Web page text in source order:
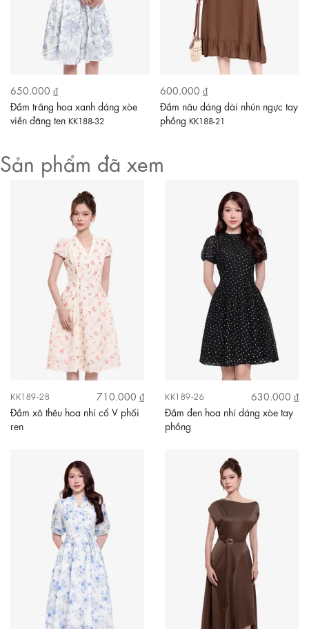
650.000 ₫
Đầm trắng hoa xanh dáng xòe
viền đăng ten KK188-32
600.000 ₫
Đầm nâu dáng dài nhún ngực tay
phồng KK188-21
Sản phẩm đã xem
KK189-28
710.000 ₫
Đầm xô thêu hoa nhí cổ V phối
ren
KK189-26
630.000 ₫
Đầm đen hoa nhí dáng xòe tay
phồng